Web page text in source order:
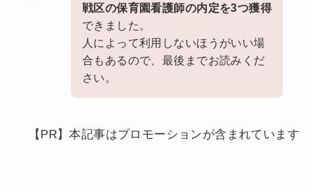
戦区の保育園看護師の内定を3つ獲得
できました。
人によって利用しないほうがいい場
合もあるので、最後までお読みくだ
さい。
【PR】本記事はプロモーションが含まれています